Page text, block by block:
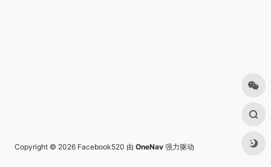
Copyright © 2026 Facebook520 由 OneNav 强力驱动